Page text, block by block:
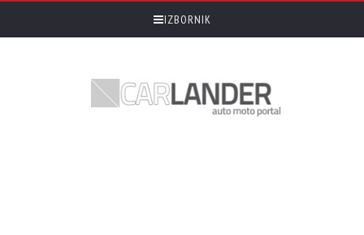
IZBORNIK